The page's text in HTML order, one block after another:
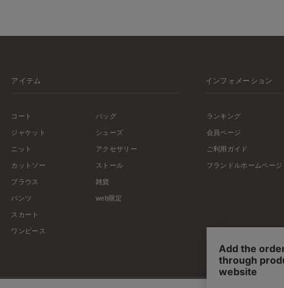
アイテム
コート
ジャケット
ニット
カットソー
ブラウス
パンツ
スカート
ワンピース
バッグ
シューズ
アクセサリー
ストール
雑貨
web限定
インフォメーション
ランキング
会員ページ
ご利用ガイド
フランドルホームページ